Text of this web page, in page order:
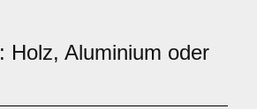
: Holz, Aluminium oder